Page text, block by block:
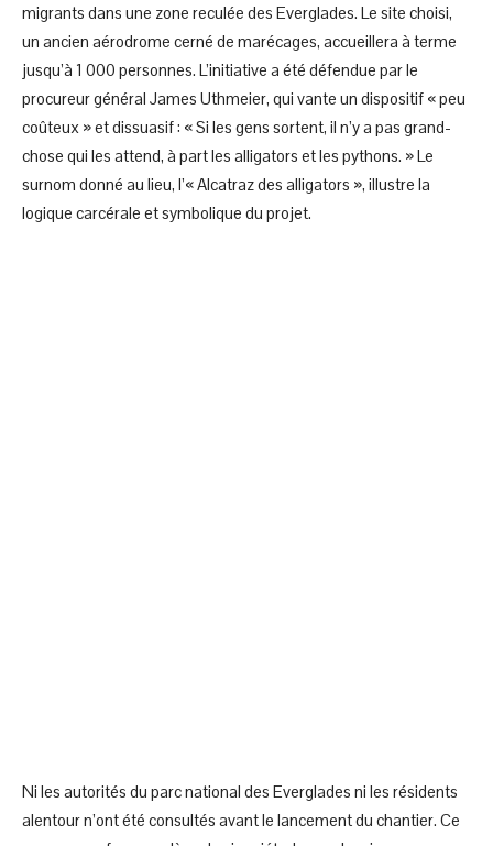
migrants dans une zone reculée des Everglades. Le site choisi,
un ancien aérodrome cerné de marécages, accueillera à terme
jusqu’à 1 000 personnes. L’initiative a été défendue par le
procureur général James Uthmeier, qui vante un dispositif « peu
coûteux » et dissuasif : « Si les gens sortent, il n’y a pas grand-
chose qui les attend, à part les alligators et les pythons. » Le
surnom donné au lieu, l’« Alcatraz des alligators », illustre la
logique carcérale et symbolique du projet.
Ni les autorités du parc national des Everglades ni les résidents
alentour n’ont été consultés avant le lancement du chantier. Ce